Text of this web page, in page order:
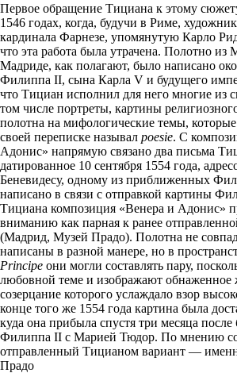
Первое обращение Тициана к этому
1546 годах, когда, будучи в Риме,
кардинала Фарнезе, упомянутую Карло
что эта работа была утрачена. Полотно из
Мадриде, как полагают, было написано
Филиппа II, сына Карла V и будущего
что Тициан исполнил для него многие из
том числе портреты, картины
полотна на мифологические темы,
своей переписке называл poesie. С
Адонис» напрямую связано два письма
датированное 10 сентября 1554 года,
Беневидесу, одному из приближенных
написано в связи с отправкой картины
Тициана композиция «Венера и Адонис»
вниманию как парная к ранее
(Мадрид, Музей Прадо). Полотна не
написаны в разной манере, но в
Principe они могли составлять пару,
любовной теме и изображают обнаженное
созерцание которого услаждало взор
конце того же 1554 года картина была
куда она прибыла спустя три месяца после
Филиппа II с Марией Тюдор. По мнению
отправленный Тицианом вариант —
Прадо